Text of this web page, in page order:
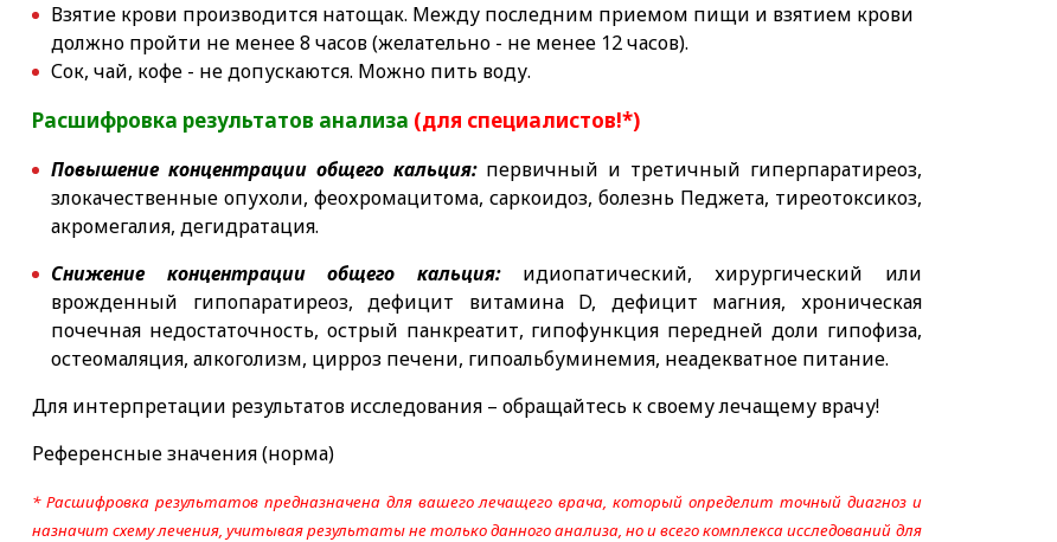
Взятие крови производится натощак. Между последним приемом пищи и взятием крови
должно пройти не менее 8 часов (желательно - не менее 12 часов).
Сок, чай, кофе - не допускаются. Можно пить воду.
Расшифровка результатов анализа (для специалистов!*)
Повышение концентрации общего кальция:первичный и третичный гиперпаратиреоз,
злокачественные опухоли, феохромацитома, саркоидоз, болезнь Педжета, тиреотоксикоз,
акромегалия, дегидратация.
Снижение концентрации общего кальция:идиопатический, хирургический или
врожденный гипопаратиреоз, дефицит витамина D, дефицит магния, хроническая
почечная недостаточность, острый панкреатит, гипофункция передней доли гипофиза,
остеомаляция, алкоголизм, цирроз печени, гипоальбуминемия, неадекватное питание.
Для интерпретации результатов исследования – обращайтесь к своему лечащему врачу!
Референсные значения (норма)
* Расшифровка результатов предназначена для вашего лечащего врача, который определит точный диагноз и
назначит схему лечения, учитывая результаты не только данного анализа, но и всего комплекса исследований для